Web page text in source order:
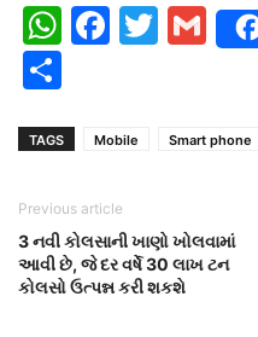
WhatsApp
TAGS Mobile Smart phone
Previous article
3 નવી કોલસાની ખાણો ખોલવામાં
આવી છે, જે દર વર્ષે 30 લાખ ટન
કોલસો ઉત્પન્ન કરી શકશે